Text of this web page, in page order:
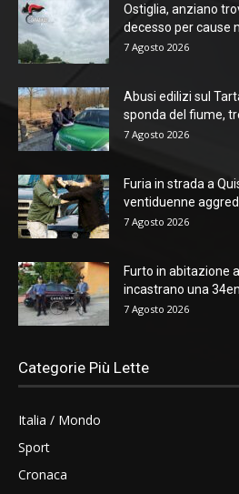
Ostiglia, anziano
decesso per cause
7 Agosto 2026
Abusi edilizi sul
sponda del fiume,
7 Agosto 2026
Furia in strada a
ventiduenne
7 Agosto 2026
Furto in abitazione
incastrano una
7 Agosto 2026
Categorie Più Lette
Italia / Mondo
Sport
Cronaca